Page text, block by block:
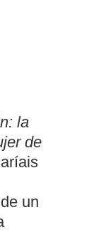
la
de
un